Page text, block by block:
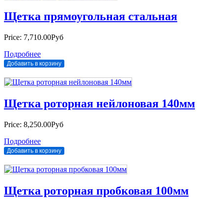
Щетка прямоугольная стальная
Price: 7,710.00Руб
Подробнее
Щетка роторная нейлоновая 140мм
Price: 8,250.00Руб
Подробнее
Щетка роторная пробковая 100мм